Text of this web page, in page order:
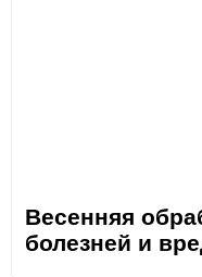
Весенняя
болезней и